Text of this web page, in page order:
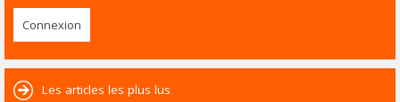
Les articles les plus lus